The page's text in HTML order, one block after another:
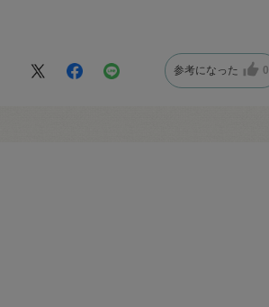
参考になった 0